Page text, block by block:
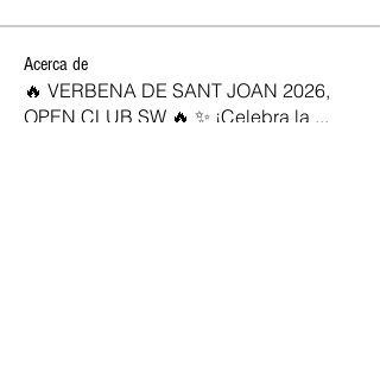
Acerca de
🔥 VERBENA DE SANT JOAN 2026,
OPEN CLUB SW 🔥 ✨ ¡Celebra la ...